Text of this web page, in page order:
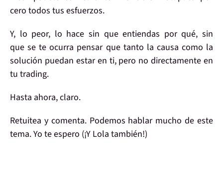
cero todos tus esfuerzos.
Y, lo peor, lo hace sin que entiendas por qué, sin
que se te ocurra pensar que tanto la causa como la
solución puedan estaren ti, pero no directamente en
tu trading.
Hasta ahora, claro.
Retuitea y comenta. Podemos hablar mucho de este
tema.Yo te espero (¡Y Lola también!)